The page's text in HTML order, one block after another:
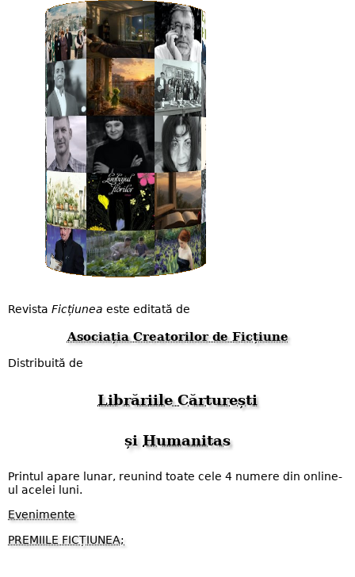
Revista Ficțiunea este editată de
Asociația Creatorilor de Ficțiune
Distribuită de
Librăriile Cărturești
șiHumanitas
Printul apare lunar, reunind toate cele 4 numere din online-
ul acelei luni.
Evenimente
PREMIILE FICȚIUNEA;